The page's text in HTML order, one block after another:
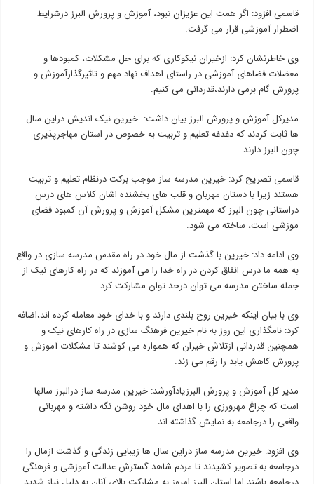
قاسمی افزود: اگر همت این عزیزان نبود، آموزش و پرورش البرز درشرایط
اضطرار آموزشی قرار می گرفت.
وی خاطرنشان کرد: ازخیران نیکوکاری که برای حل مشکلات، کمبودها و
معضلات فضاهای آموزشی در راستای اهداف نهاد مهم و تاثیرگذارآموزش و
پرورش گام برمی دارند،قدردانی می کنیم.
مدیرکل آموزش و پرورش البرز بیان داشت: خیرین نیک اندیش دراین سال
ها ثابت کردند که دغدغه تعلیم و تربیت به خصوص در استان مهاجرپذیری
چون البرز دارند.
قاسمی تصریح کرد: خیرین مدرسه ساز موجب برکت درنظام تعلیم و تربیت
هستند زیرا با دستان مهربان و قلب های بخشنده اشان کلاس های درس
دراستانی چون البرز که مهمترین مشکل آموزش و پرورش آن کمبود فضای
موزشی است، ساخته می شود.
وی ادامه داد: خیرین با گذشت از مال خود در راه مقدس مدرسه سازی در واقع
به همه ما درس انفاق کردن در راه خدا را می آموزند که در راه کارهای نیک از
جمله ساختن مدرسه می توان درحد توان مشارکت کرد.
وی با بیان اینکه خیرین روح بلندی دارند و با خدای خود معامله کرده اند،اضافه
کرد: نامگذاری این روز به نام خیرین فرهنگ سازی در راه کارهای نیک و
همچنین قدردانی ازتلاش خیران که همواره می کوشند تا مشکلات آموزش و
پرورش کاهش یابد را رقم می زند.
مدیر کل آموزش و پرورش البرزیادآورشد: خیرین مدرسه ساز درالبرز سالها
است که چراغ مهرورزی را با اهدای مال خود روشن نگه داشته و مهربانی
واقعی را درجامعه به نمایش گذاشته اند.
وی افزود: خیرین مدرسه ساز دراین سال ها زیبایی زندگی و گذشت ازمال را
درجامعه به تصویر کشیدند تا مردم شاهد گسترش عدالت آموزشی و فرهنگی